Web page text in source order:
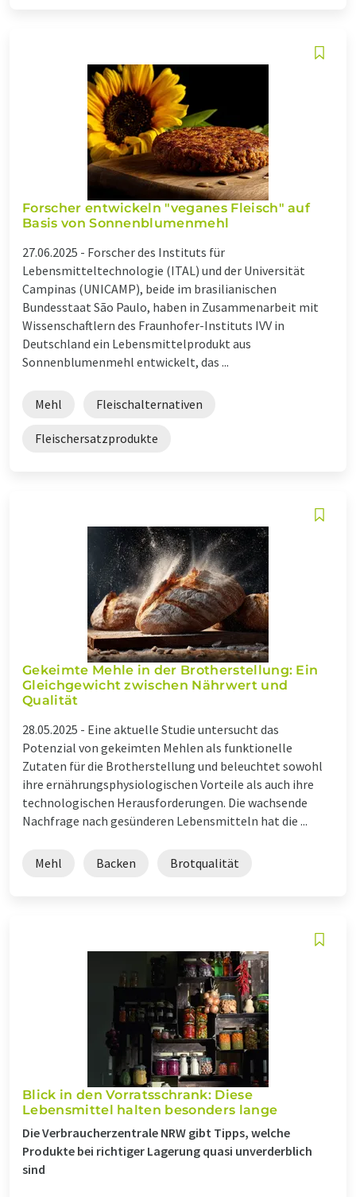
Forscher entwickeln "veganes Fleisch" auf
Basis von Sonnenblumenmehl
27.06.2025 - Forscher des Instituts für
Lebensmitteltechnologie (ITAL) und der Universität
Campinas (UNICAMP), beide im brasilianischen
Bundesstaat São Paulo, haben in Zusammenarbeit mit
Wissenschaftlern des Fraunhofer-Instituts IVV in
Deutschland ein Lebensmittelprodukt aus
Sonnenblumenmehl entwickelt, das ...
Mehl Fleischalternativen
Fleischersatzprodukte
Gekeimte Mehle in der Brotherstellung: Ein
Gleichgewicht zwischen Nährwert und
Qualität
28.05.2025 - Eine aktuelle Studie untersucht das
Potenzial von gekeimten Mehlen als funktionelle
Zutaten für die Brotherstellung und beleuchtet sowohl
ihre ernährungsphysiologischen Vorteile als auch ihre
technologischen Herausforderungen. Die wachsende
Nachfrage nach gesünderen Lebensmitteln hat die ...
Mehl Backen Brotqualität
Blick in den Vorratsschrank: Diese
Lebensmittel halten besonders lange
Die Verbraucherzentrale NRW gibt Tipps, welche
Produkte bei richtiger Lagerung quasi unverderblich
sind